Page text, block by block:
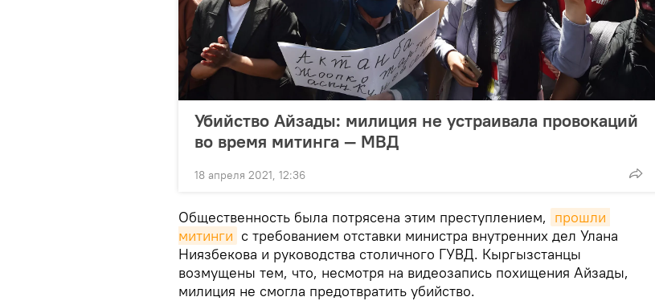
Убийство Айзады: милиция не устраивала провокаций
во время митинга — МВД
18 апреля 2021, 12:36
Общественность была потрясена этим преступлением, прошли
митинги с требованием отставки министра внутренних дел Улана
Ниязбекова и руководства столичного ГУВД. Кыргызстанцы
возмущены тем, что, несмотря на видеозапись похищения Айзады,
милиция не смогла предотвратить убийство.